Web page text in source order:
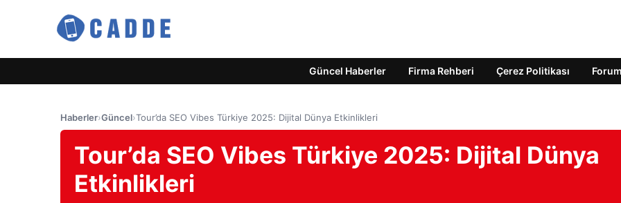
Güncel Haberler Firma Rehberi Çerez Politikası Forum
Haberler›Güncel›Tour’da SEO Vibes Türkiye 2025: Dijital Dünya Etkinlikleri
Tour’da SEO Vibes Türkiye 2025: Dijital Dünya
Etkinlikleri